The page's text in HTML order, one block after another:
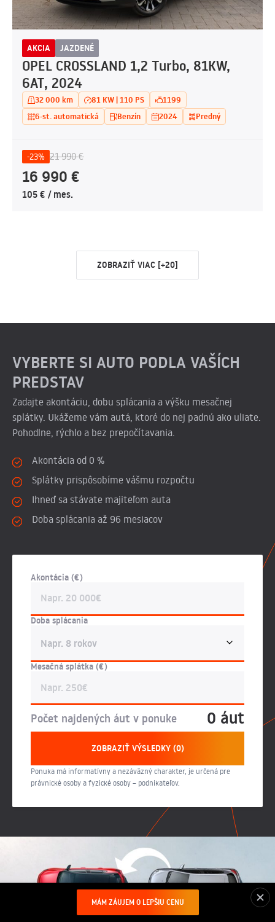
MÁM ZÁUJEM O LEPŠIU CENU
AKCIA JAZDENÉ
OPEL CROSSLAND 1,2 Turbo, 81KW,
6AT, 2024
32 000 km 81 KW | 110 PS
1199
6-st. automatická
Benzín 2024 Predný
-23% 21 990 €
16 990 €
105 € / mes.
ZOBRAZIŤ VIAC [+20]
VYBERTE SI AUTO PODLA VAŠÍCH
PREDSTAV
Zadajte akontáciu, dobu splácania a výšku mesačnej
splátky. Ukážeme vám autá, ktoré do nej padnú ako uliate.
Pohodlne, rýchlo a bez prepočítavania.
Akontácia od 0 %
Splátky prispôsobíme vášmu rozpočtu
Ihneď sa stávate majiteľom auta
Doba splácania až 96 mesiacov
Akontácia (€)
Doba splácania
Mesačná splátka (€)
Počet najdených áut v ponuke 0 áut
ZOBRAZIŤ VÝSLEDKY (0)
Ponuka má informatívny a nezáväzný charakter, je určená pre
právnické osoby a fyzické osoby – podnikateľov.